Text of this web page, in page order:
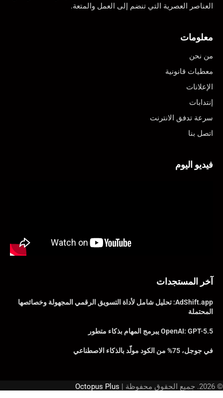
العناصر العصرية التي تنضم إلى العمل والمتعة.
معلومات
من نحن
معطيات قانونية
الإعلانات
إنتدابات
سرعة تدفق الانترنت
اتصل بنا
فيديو اليوم
آخر المستجدات
AdShift.app: تحليل شامل لأداة التسويق الرقمي المجهولة وخصائصها
المحتملة
OpenAI: GPT-5.5 يبرمج المهام بذكاء متطور
في جوجل، 75% من الكود مولّد بالذكاء الاصطناعي
© 2026. جميع الحقوق محفوظة | Octopus Plus